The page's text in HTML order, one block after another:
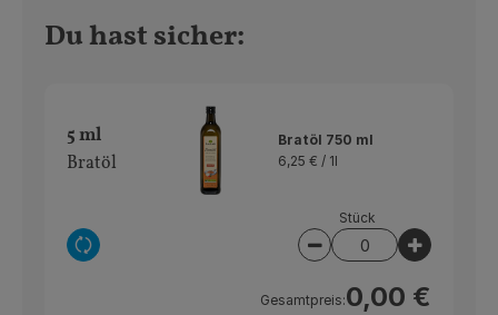
Du hast sicher:
5 ml
Bratöl
Auswahl ändern
Bratöl 750 ml
6,25 € / 1l
Stück
Artikelanzahl
Gesamtpreis:0,00 €